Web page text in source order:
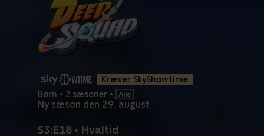
Kræver SkyShowtime
Børn • 2 sæsoner •
Ny sæson den 29. august
S3:E18 • Hvaltid